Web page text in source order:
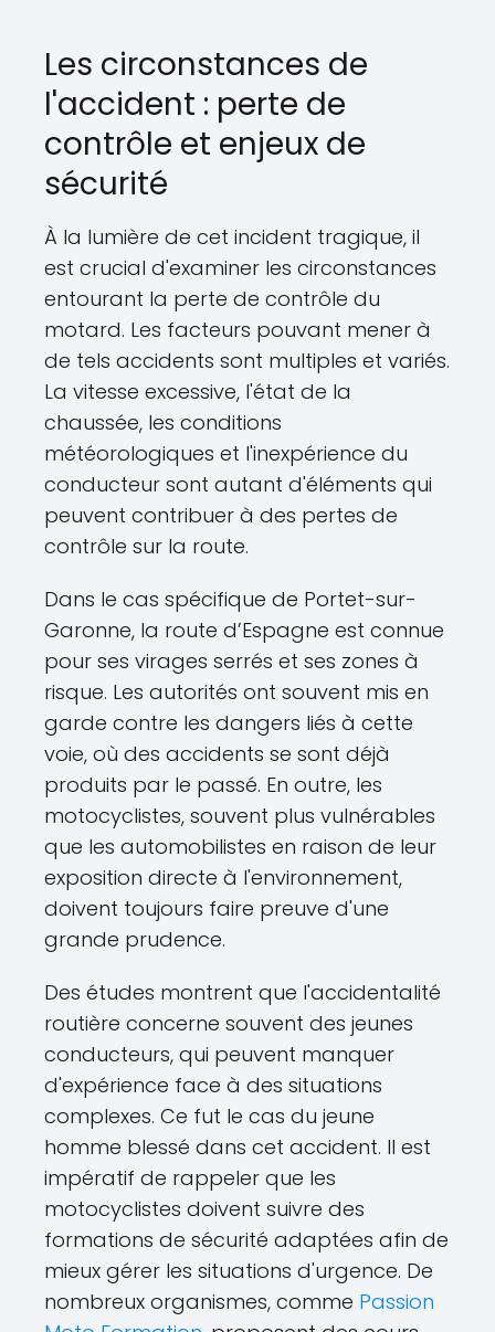
Les circonstances de
l'accident : perte de
contrôle et enjeux de
sécurité
À la lumière de cet incident tragique, il
est crucial d'examiner les circonstances
entourant la perte de contrôle du
motard. Les facteurs pouvant mener à
de tels accidents sont multiples et variés.
La vitesse excessive, l'état de la
chaussée, les conditions
météorologiques et l'inexpérience du
conducteur sont autant d'éléments qui
peuvent contribuer à des pertes de
contrôle sur la route.
Dans le cas spécifique de Portet-sur-
Garonne, la route d’Espagne est connue
pour ses virages serrés et ses zones à
risque. Les autorités ont souvent mis en
garde contre les dangers liés à cette
voie, où des accidents se sont déjà
produits par le passé. En outre, les
motocyclistes, souvent plus vulnérables
que les automobilistes en raison de leur
exposition directe à l'environnement,
doivent toujours faire preuve d'une
grande prudence.
Des études montrent que l'accidentalité
routière concerne souvent des jeunes
conducteurs, qui peuvent manquer
d'expérience face à des situations
complexes. Ce fut le cas du jeune
homme blessé dans cet accident. Il est
impératif de rappeler que les
motocyclistes doivent suivre des
formations de sécurité adaptées afin de
mieux gérer les situations d'urgence. De
nombreux organismes, comme Passion